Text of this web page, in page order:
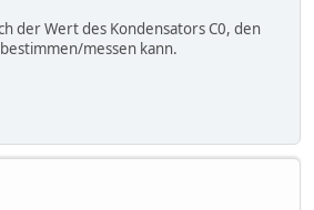
der Wert des Kondensators C0, den
messen kann.